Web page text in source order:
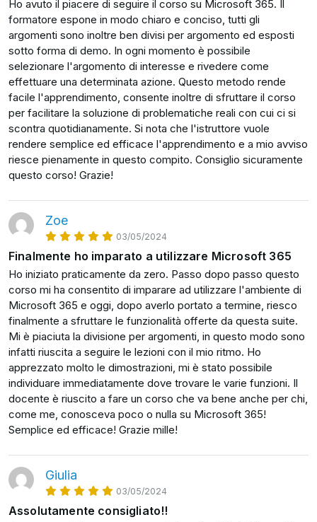
collaborazione in tempo reale, e come creare e
gestire siti del team e raccolte documenti grazie a
OneDrive e SharePoint: due strumenti che non
avranno più segreti per te.
E poi, Microsoft Teams! Il cuore della
comunicazione moderna in azienda.
In questa sezione ti mostrerò come sfruttare al
massimo questo strumento, rendendo le tue
comunicazioni aziendali più efficaci e dinamiche.
Questo è il tuo momento di portare la tua azienda verso
propria rivoluzioni digitale al suo interno.
Sei pronto a intraprendere questo viaggio con me?
Allora seguimi nel corso: iniziamo subito!
Ho avuto il piacere di seguire il corso su Microsoft 365. Il
formatore espone in modo chiaro e conciso, tutti gli
argomenti sono inoltre ben divisi per argomento ed esposti
sotto forma di demo. In ogni momento è possibile
selezionare l'argomento di interesse e rivedere come
effettuare una determinata azione. Questo metodo rende
facile l'apprendimento, consente inoltre di sfruttare il corso
per facilitare la soluzione di problematiche reali con cui ci si
scontra quotidianamente. Si nota che l'istruttore vuole
rendere semplice ed efficace l'apprendimento e a mio avviso
riesce pienamente in questo compito. Consiglio sicuramente
questo corso! Grazie!
Zoe
03/05/2024
Finalmente ho imparato a utilizzare Microsoft 365
Ho iniziato praticamente da zero. Passo dopo passo questo
corso mi ha consentito di imparare ad utilizzare l'ambiente di
Microsoft 365 e oggi, dopo averlo portato a termine, riesco
finalmente a sfruttare le funzionalità offerte da questa suite.
Mi è piaciuta la divisione per argomenti, in questo modo sono
infatti riuscita a seguire le lezioni con il mio ritmo. Ho
apprezzato molto le dimostrazioni, mi è stato possibile
individuare immediatamente dove trovare le varie funzioni. Il
docente è riuscito a fare un corso che va bene anche per chi,
come me, conosceva poco o nulla su Microsoft 365!
Semplice ed efficace! Grazie mille!
Giulia
03/05/2024
Assolutamente consigliato!!